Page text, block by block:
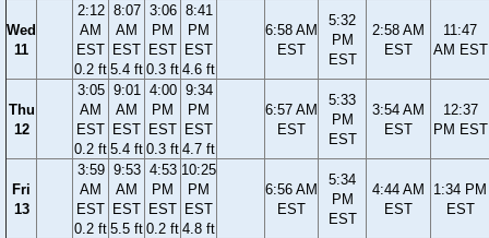
Wed
11
2:12
AM
EST
0.2 ft
8:07
AM
EST
5.4 ft
3:06
PM
EST
0.3 ft
8:41
PM
EST
4.6 ft
6:58 AM
EST
5:32
PM
EST
2:58 AM
EST
11:47
AM EST
Thu
12
3:05
AM
EST
0.2 ft
9:01
AM
EST
5.4 ft
4:00
PM
EST
0.3 ft
9:34
PM
EST
4.7 ft
6:57 AM
EST
5:33
PM
EST
3:54 AM
EST
12:37
PM EST
Fri
13
3:59
AM
EST
0.2 ft
9:53
AM
EST
5.5 ft
4:53
PM
EST
0.2 ft
10:25
PM
EST
4.8 ft
6:56 AM
EST
5:34
PM
EST
4:44 AM
EST
1:34 PM
EST